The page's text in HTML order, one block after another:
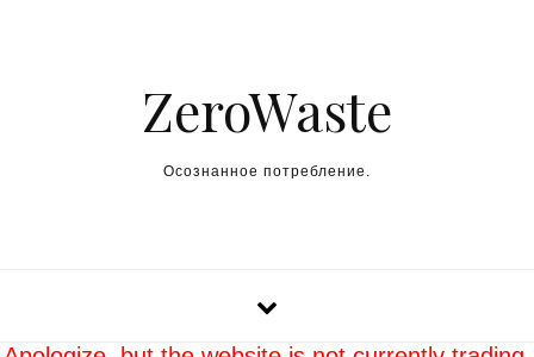
ZeroWaste
Осознанное потребление.